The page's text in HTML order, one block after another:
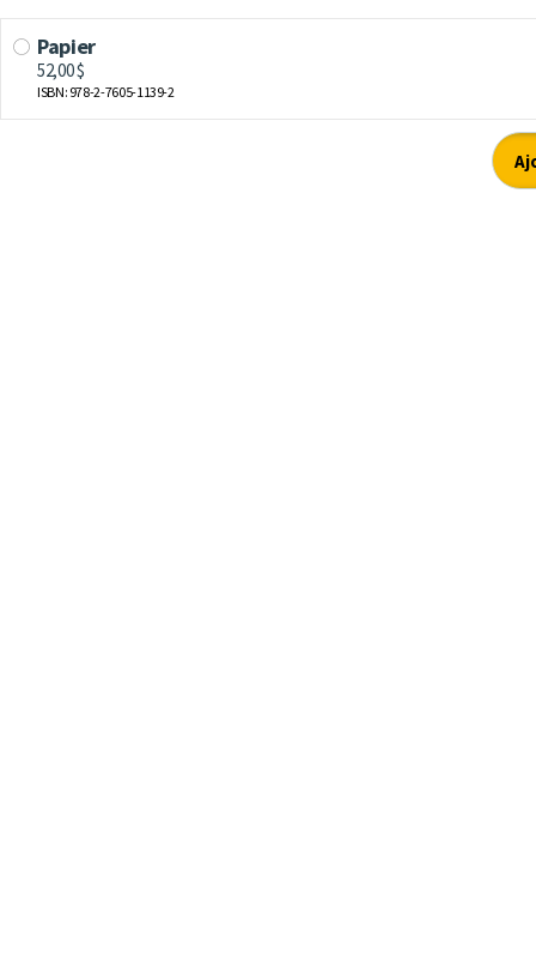
Papier
52,00 $
ISBN: 978-2-7605-1139-2